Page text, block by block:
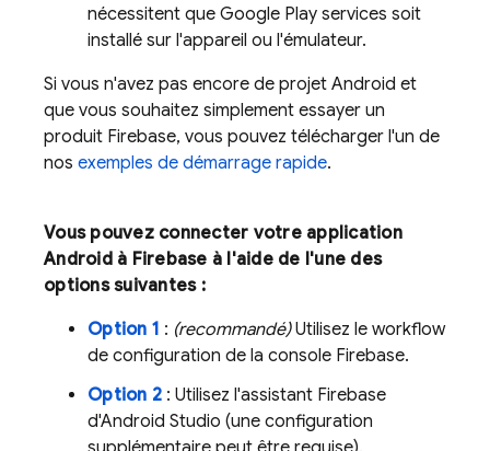
nécessitent que Google Play services soit
installé sur l'appareil ou l'émulateur.
Si vous n'avez pas encore de projet Android et
que vous souhaitez simplement essayer un
produit Firebase, vous pouvez télécharger l'un de
nos exemples de démarrage rapide.
Vous pouvez connecter votre application
Android à Firebase à l'aide de l'une des
options suivantes :
Option 1 : (recommandé)Utilisez le workflow
de configuration de la console Firebase.
Option 2 : Utilisez l'assistant Firebase
d'Android Studio (une configuration